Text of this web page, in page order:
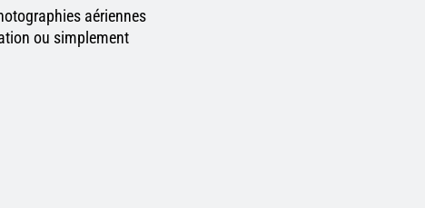
aériennes
ou simplement